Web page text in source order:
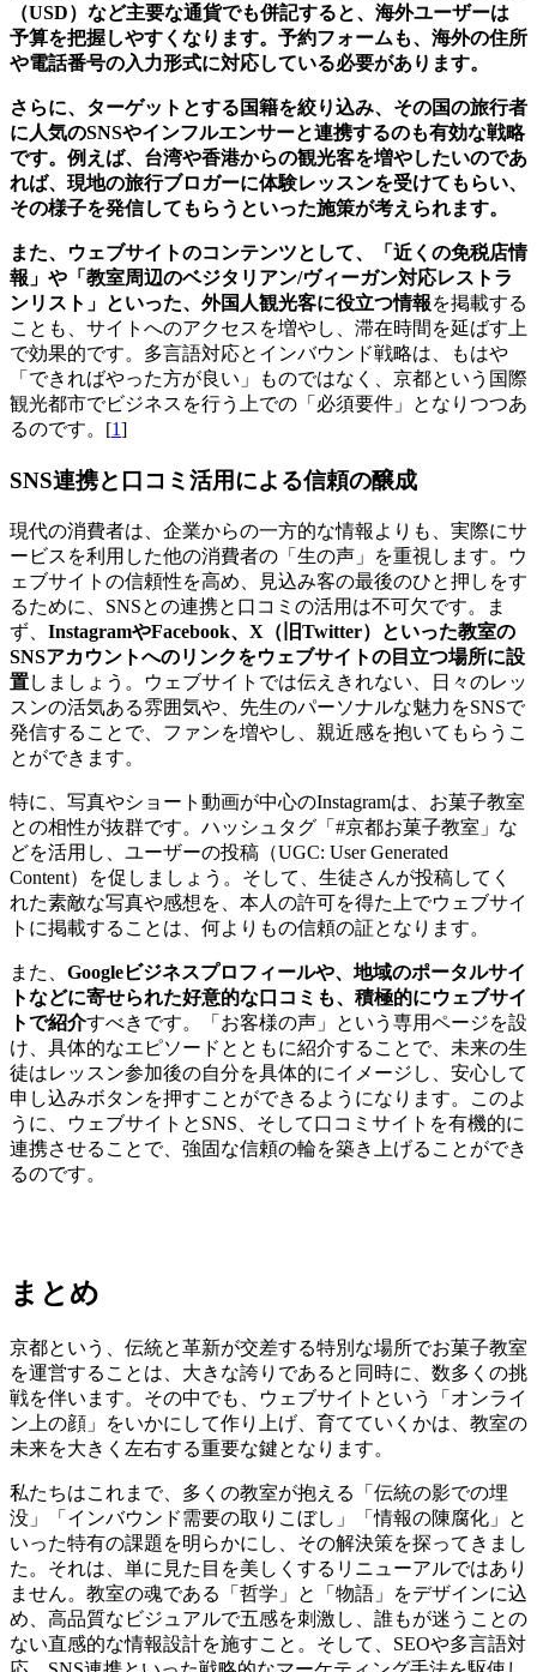
（USD）など主要な通貨でも併記すると、海外ユーザーは
予算を把握しやすくなります。予約フォームも、海外の住所
や電話番号の入力形式に対応している必要があります。
さらに、ターゲットとする国籍を絞り込み、その国の旅行者
に人気のSNSやインフルエンサーと連携するのも有効な戦略
です。例えば、台湾や香港からの観光客を増やしたいのであ
れば、現地の旅行ブロガーに体験レッスンを受けてもらい、
その様子を発信してもらうといった施策が考えられます。
また、ウェブサイトのコンテンツとして、「近くの免税店情
報」や「教室周辺のベジタリアン/ヴィーガン対応レストラ
ンリスト」といった、外国人観光客に役立つ情報を掲載する
ことも、サイトへのアクセスを増やし、滞在時間を延ばす上
で効果的です。多言語対応とインバウンド戦略は、もはや
「できればやった方が良い」ものではなく、京都という国際
観光都市でビジネスを行う上での「必須要件」となりつつあ
るのです。[1]
SNS連携と口コミ活用による信頼の醸成
現代の消費者は、企業からの一方的な情報よりも、実際にサ
ービスを利用した他の消費者の「生の声」を重視します。ウ
ェブサイトの信頼性を高め、見込み客の最後のひと押しをす
るために、SNSとの連携と口コミの活用は不可欠です。ま
ず、 InstagramやFacebook、X（旧Twitter）といった教室の
SNSアカウントへのリンクをウェブサイトの目立つ場所に設
置しましょう。ウェブサイトでは伝えきれない、日々のレッ
スンの活気ある雰囲気や、先生のパーソナルな魅力をSNSで
発信することで、ファンを増やし、親近感を抱いてもらうこ
とができます。
特に、写真やショート動画が中心のInstagramは、お菓子教室
との相性が抜群です。ハッシュタグ「#京都お菓子教室」な
どを活用し、ユーザーの投稿（UGC: User Generated
Content）を促しましょう。そして、生徒さんが投稿してく
れた素敵な写真や感想を、本人の許可を得た上でウェブサイ
トに掲載することは、何よりもの信頼の証となります。
また、 Googleビジネスプロフィールや、地域のポータルサイ
トなどに寄せられた好意的な口コミも、積極的にウェブサイ
トで紹介すべきです。「お客様の声」という専用ページを設
け、具体的なエピソードとともに紹介することで、未来の生
徒はレッスン参加後の自分を具体的にイメージし、安心して
申し込みボタンを押すことができるようになります。このよ
うに、ウェブサイトとSNS、そして口コミサイトを有機的に
連携させることで、強固な信頼の輪を築き上げることができ
るのです。
まとめ
京都という、伝統と革新が交差する特別な場所でお菓子教室
を運営することは、大きな誇りであると同時に、数多くの挑
戦を伴います。その中でも、ウェブサイトという「オンライ
ン上の顔」をいかにして作り上げ、育てていくかは、教室の
未来を大きく左右する重要な鍵となります。
私たちはこれまで、多くの教室が抱える「伝統の影での埋
没」「インバウンド需要の取りこぼし」「情報の陳腐化」と
いった特有の課題を明らかにし、その解決策を探ってきまし
た。それは、単に見た目を美しくするリニューアルではあり
ません。教室の魂である「哲学」と「物語」をデザインに込
め、高品質なビジュアルで五感を刺激し、誰もが迷うことの
ない直感的な情報設計を施すこと。そして、SEOや多言語対